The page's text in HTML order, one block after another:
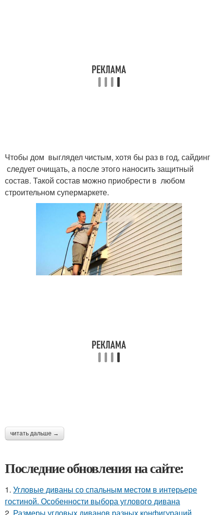
Чтобы дом выглядел чистым, хотя бы раз в год, сайдинг
следует очищать, а после этого наносить защитный
состав. Такой состав можно приобрести в любом
строительном супермаркете.
читать дальше →
Последние обновления на сайте:
1. Угловые диваны со спальным местом в интерьере
гостиной. Особенности выбора углового дивана
2. Размеры угловых диванов разных конфигураций.